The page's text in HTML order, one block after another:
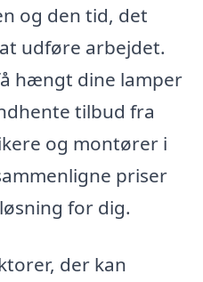
og den tid, det
udføre arbejdet.
hængt dine lamper
tilbud fra
og montører i
priser
for dig.
der kan